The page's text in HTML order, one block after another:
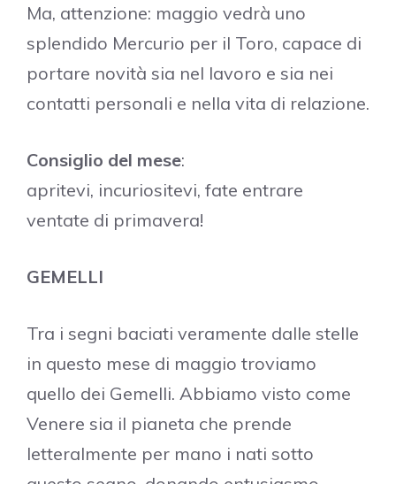
Ma, attenzione: maggio vedrà uno
splendido Mercurio per il Toro, capace di
portare novità sia nel lavoro e sia nei
contatti personali e nella vita di relazione.
Consiglio del mese:
apritevi, incuriositevi, fate entrare
ventate di primavera!
GEMELLI
Tra i segni baciati veramente dalle stelle
in questo mese di maggio troviamo
quello dei Gemelli. Abbiamo visto come
Venere sia il pianeta che prende
letteralmente per mano i nati sotto